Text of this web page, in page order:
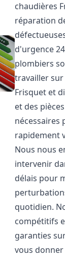
chaudières
réparation
d'urgence
plombiers
travailler sur
Frisquet et
et des
nécessaires
rapidement
Nous nous
intervenir
délais pour
quotidien.
compétitifs
garanties
vous